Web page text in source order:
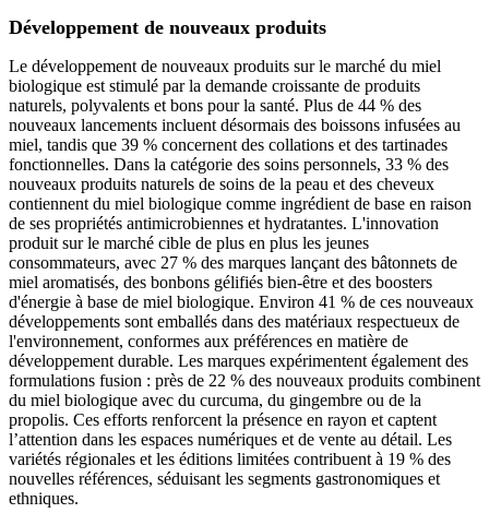
Développement de nouveaux produits
Le développement de nouveaux produits sur le marché du miel
biologique est stimulé par la demande croissante de produits
naturels, polyvalents et bons pour la santé. Plus de 44 % des
nouveaux lancements incluent désormais des boissons infusées au
miel, tandis que 39 % concernent des collations et des tartinades
fonctionnelles. Dans la catégorie des soins personnels, 33 % des
nouveaux produits naturels de soins de la peau et des cheveux
contiennent du miel biologique comme ingrédient de base en raison
de ses propriétés antimicrobiennes et hydratantes. L'innovation
produit sur le marché cible de plus en plus les jeunes
consommateurs, avec 27 % des marques lançant des bâtonnets de
miel aromatisés, des bonbons gélifiés bien-être et des boosters
d'énergie à base de miel biologique. Environ 41 % de ces nouveaux
développements sont emballés dans des matériaux respectueux de
l'environnement, conformes aux préférences en matière de
développement durable. Les marques expérimentent également des
formulations fusion : près de 22 % des nouveaux produits combinent
du miel biologique avec du curcuma, du gingembre ou de la
propolis. Ces efforts renforcent la présence en rayon et captent
l’attention dans les espaces numériques et de vente au détail. Les
variétés régionales et les éditions limitées contribuent à 19 % des
nouvelles références, séduisant les segments gastronomiques et
ethniques.